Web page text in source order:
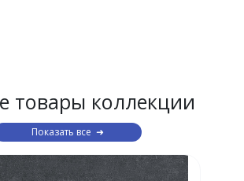
товары коллекции
Показать все